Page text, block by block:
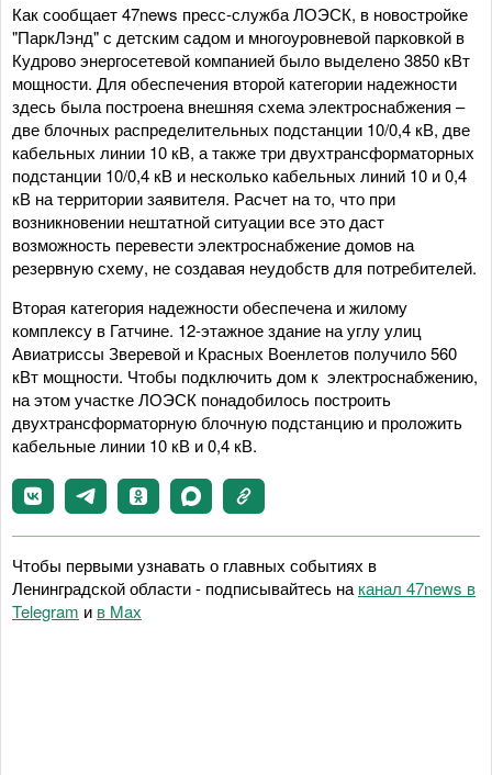
Как сообщает 47news пресс-служба ЛОЭСК, в новостройке
"ПаркЛэнд" с детским садом и многоуровневой парковкой в
Кудрово энергосетевой компанией было выделено 3850 кВт
мощности. Для обеспечения второй категории надежности
здесь была построена внешняя схема электроснабжения –
две блочных распределительных подстанции 10/0,4 кВ, две
кабельных линии 10 кВ, а также три двухтрансформаторных
подстанции 10/0,4 кВ и несколько кабельных линий 10 и 0,4
кВ на территории заявителя. Расчет на то, что при
возникновении нештатной ситуации все это даст
возможность перевести электроснабжение домов на
резервную схему, не создавая неудобств для потребителей.
Вторая категория надежности обеспечена и жилому
комплексу в Гатчине. 12-этажное здание на углу улиц
Авиатриссы Зверевой и Красных Военлетов получило 560
кВт мощности. Чтобы подключить дом к электроснабжению,
на этом участке ЛОЭСК понадобилось построить
двухтрансформаторную блочную подстанцию и проложить
кабельные линии 10 кВ и 0,4 кВ.
Чтобы первыми узнавать о главных событиях в
Ленинградской области - подписывайтесь на канал 47news в
Telegram и в Maх